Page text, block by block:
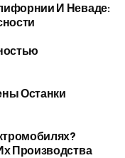
И Неваде:
Останки
Производства